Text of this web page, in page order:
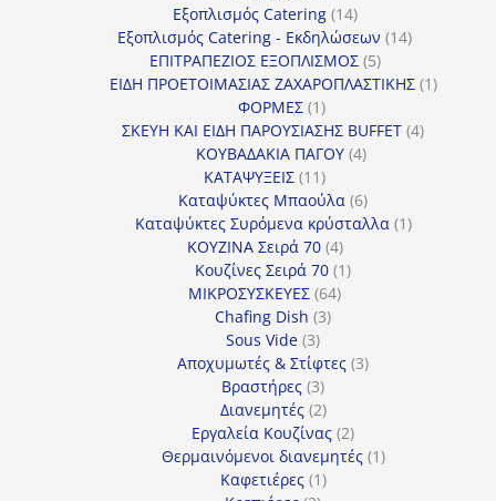
προϊόντα
Εξοπλισμός Catering 1414
προϊόντα
Εξοπλισμός Catering - Εκδηλώσεων 1414
ΕΠΙΤΡΑΠΕΖΙΟΣ ΕΞΟΠΛΙΣΜΟΣ 55
προϊόντα
ΕΙΔΗ ΠΡΟΕΤΟΙΜΑΣΙΑΣ ΖΑΧΑΡΟΠΛΑΣΤΙΚΗΣ 11
ΦΟΡΜΕΣ 11
προϊόν
ΣΚΕΥΗ ΚΑΙ ΕΙΔΗ ΠΑΡΟΥΣΙΑΣΗΣ BUFFET 44
ΚΟΥΒΑΔΑΚΙΑ ΠΑΓΟΥ 44
ΚΑΤΑΨΥΞΕΙΣ 1111
προϊόντα
Καταψύκτες Μπαούλα 66
προϊόντα
Καταψύκτες Συρόμενα κρύσταλλα 11
ΚΟΥΖΙΝΑ Σειρά 70 44
προϊόντα
Κουζίνες Σειρά 70 11
ΜΙΚΡΟΣΥΣΚΕΥΕΣ 6464
Chafing Dish 33
Sous Vide 33
προϊόντα
Αποχυμωτές & Στίφτες 33
Βραστήρες 33
προϊόντα
Διανεμητές 22
προϊόντα
Εργαλεία Κουζίνας 22
προϊόντα
Θερμαινόμενοι διανεμητές 11
Καφετιέρες 11